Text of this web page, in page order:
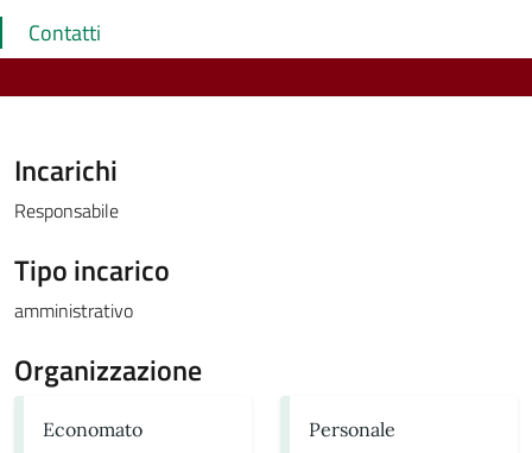
Contatti
Incarichi
Responsabile
Tipo incarico
amministrativo
Organizzazione
Economato Personale